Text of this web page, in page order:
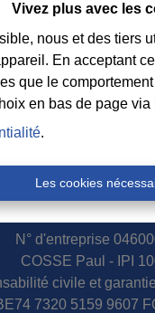
Vivez plus avec les
nous et des tiers
En acceptant
que le
en bas de page
.
Les cookies
Contact
Immobilière
Rue Jean de
6940 DURBUY
Tel.:
N° d'entreprise
COSSE Paul - IPI
civile et
7320 5159 9607